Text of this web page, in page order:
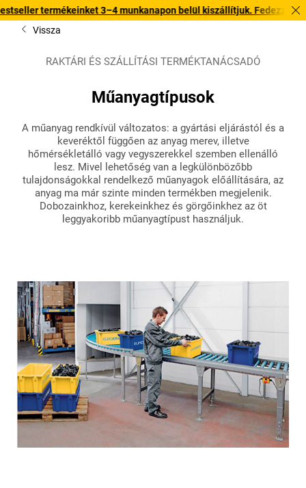
3–4 munkanapon belül kiszállítjuk. Fedezze fel gyors
Vissza
RAKTÁRI ÉS SZÁLLÍTÁSI TERMÉKTANÁCSADÓ
Műanyagtípusok
A műanyag rendkívül változatos: a gyártási eljárástól és a
keveréktől függően az anyag merev, illetve
hőmérsékletálló vagy vegyszerekkel szemben ellenálló
lesz. Mivel lehetőség van a legkülönbözőbb
tulajdonságokkal rendelkező műanyagok előállítására, az
anyag ma már szinte minden termékben megjelenik.
Dobozainkhoz, kerekeinkhez és görgőinkhez az öt
leggyakoribb műanyagtípust használjuk.